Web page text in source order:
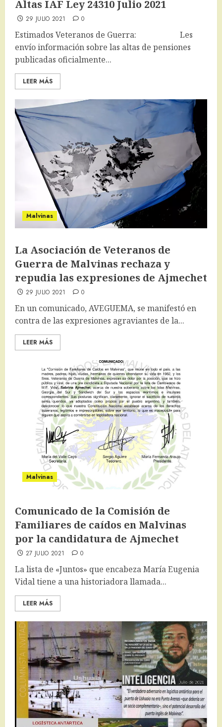
Altas IAF Ley 24310 Julio 2021
29 JULIO 2021 0
Estimados Veteranos de Guerra: Les
envío información sobre las altas de pensiones
publicadas oficialmente...
LEER MÁS
Malvinas
La Asociación de Veteranos de
Guerra de Malvinas rechaza y
repudia las expresiones de Ajmechet
29 JULIO 2021 0
En un comunicado, AVEGUEMA, se manifestó en
contra de las expresiones agraviantes de la...
LEER MÁS
Malvinas
Comunicado de la Comisión de
Familiares de caídos en Malvinas
por la candidatura de Ajmechet
27 JULIO 2021 0
La lista de «Juntos» que encabeza María Eugenia
Vidal tiene a una historiadora llamada...
LEER MÁS